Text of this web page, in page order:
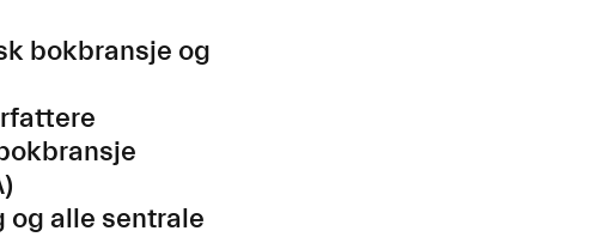
bokbransje og
)
alle sentrale